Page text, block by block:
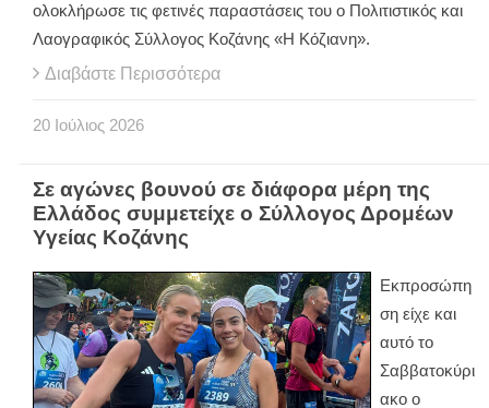
ολοκλήρωσε τις φετινές παραστάσεις του ο Πολιτιστικός και
Λαογραφικός Σύλλογος Κοζάνης «Η Κόζιανη».
Διαβάστε Περισσότερα
20 Ιούλιος 2026
Σε αγώνες βουνού σε διάφορα μέρη της
Ελλάδος συμμετείχε ο Σύλλογος Δρομέων
Υγείας Κοζάνης
Εκπροσώπη
ση είχε και
αυτό το
Σαββατοκύρι
ακο ο